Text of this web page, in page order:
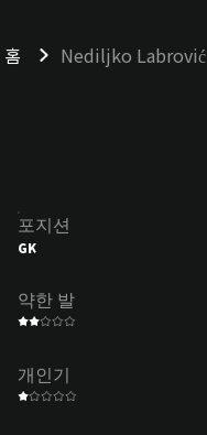
홈 Nediljko Labrović
포지션
GK
약한 발
개인기